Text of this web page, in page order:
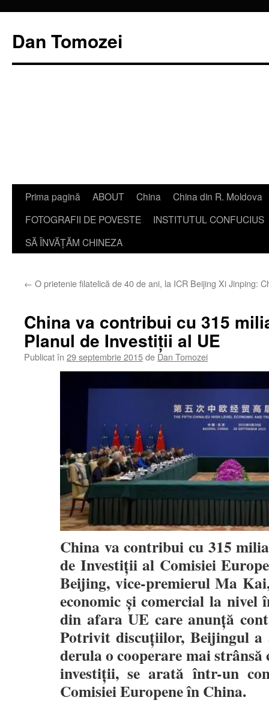
Dan Tomozei
Sari
conținut
Prima pagină ABOUT China
China din R. Moldova
FOTOGRAFII DE POVESTE
INSTITUTUL CONFUCIUS
SĂ ÎNVĂŢĂM CHINEZA
← O prietenie filatelică de 40 de ani, la ICR Beijing Xi Jinping:
China va contribui cu 315
Planul de Investiţii al UE
Publicat în 29 septembrie 2015de Dan Tomozei
China va contribui cu 315
de Investiţii al Comisiei
Beijing, vice-premierul Ma
economic şi comercial la
din afara UE care anunţă
Potrivit discuţiilor, Beijingul
derula o cooperare mai strânsă
investiţii, se arată într-un
Comisiei Europene în China.